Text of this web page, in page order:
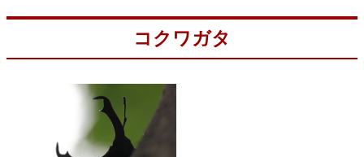
コクワガタ